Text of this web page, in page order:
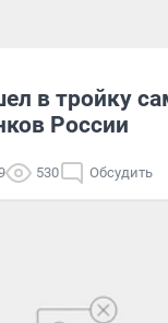
в тройку
России
530 Обсудить